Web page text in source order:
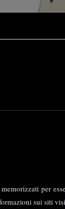
per
sui siti